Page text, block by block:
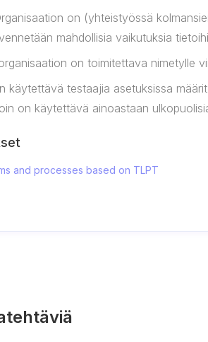
on (yhteistyössä
mahdollisia vaikutuksia
on toimitettava nimetylle
käytettävä testaajia asetuksissa
on käytettävä ainoastaan
and processes based on TLPT